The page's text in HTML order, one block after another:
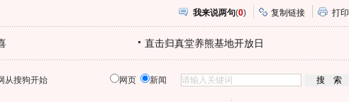
我来说两句(0) 复制链接 打印
直击归真堂养熊基地开放日
从搜狗开始 网页 新闻